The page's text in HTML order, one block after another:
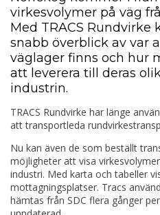
virkesvolymer på väg
Med TRACS Rundvirke
snabb överblick av var
väglager finns och hur
att leverera till deras
industrin.
TRACS Rundvirke har länge
att transportleda
Nu kan även de som beställt
möjligheter att visa
industri. Med karta och tabeller
mottagningsplatser. Tracs
hämtas från SDC flera gånger